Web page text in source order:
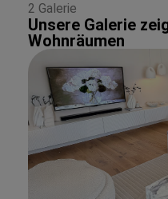
2 Galerie
Unsere Galerie
Wohnräumen